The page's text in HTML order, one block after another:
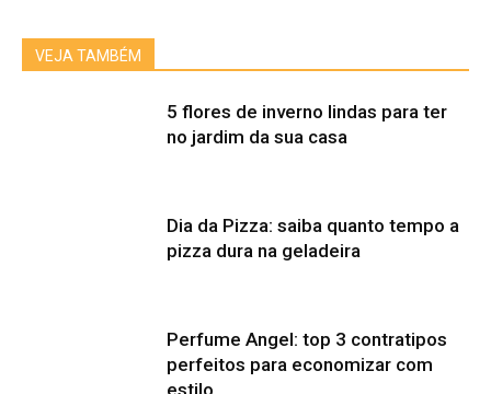
VEJA TAMBÉM
5 flores de inverno lindas para ter
no jardim da sua casa
Dia da Pizza: saiba quanto tempo a
pizza dura na geladeira
Perfume Angel: top 3 contratipos
perfeitos para economizar com
estilo